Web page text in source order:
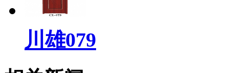
川雄079